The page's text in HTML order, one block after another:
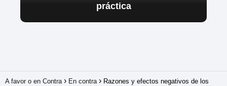
práctica
A favor o en Contra En contra
Razones y efectos negativos de los